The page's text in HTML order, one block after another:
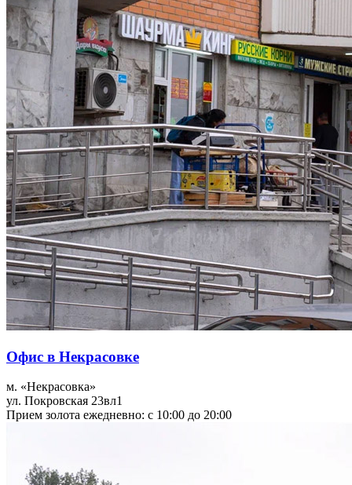
Офис в Некрасовке
м. «Некрасовка»
ул. Покровская 23вл1
Прием золота ежедневно: с 10:00 до 20:00